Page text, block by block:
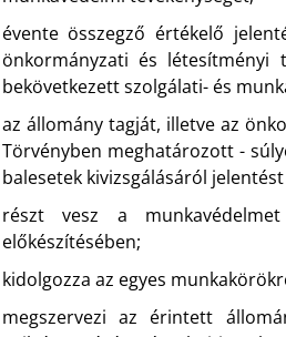
évente összegző értékelő
önkormányzati és létesítményi
bekövetkezett szolgálati- és
az állomány tagját, illetve az
Törvényben meghatározott -
balesetek kivizsgálásáról
részt vesz a munkavédelmet
előkészítésében;
kidolgozza az egyes
megszervezi az érintett